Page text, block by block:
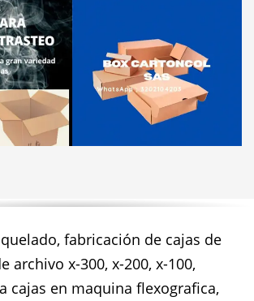
fabricación de cajas de
archivo x-300, x-200, x-100,
cajas en maquina flexografica,